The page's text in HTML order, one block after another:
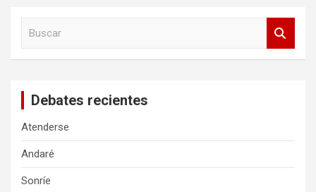
Debates recientes
Atenderse
Andaré
Sonríe